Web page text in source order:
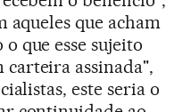
aqueles que acham
que esse sujeito
assinada",
este seria o